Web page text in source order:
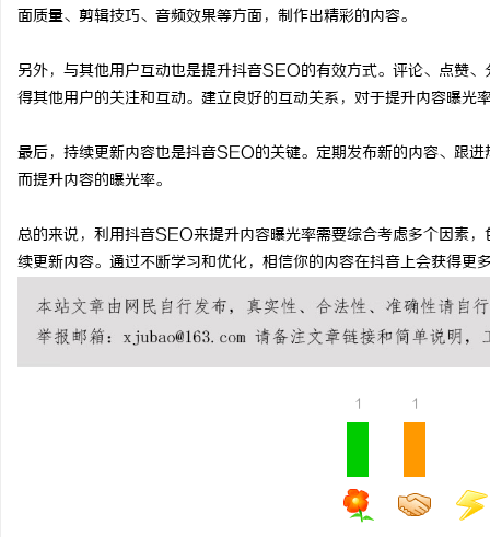
面质量、剪辑技巧、音频效果等方面，制作出精彩的内容。
另外，与其他用户互动也是提升抖音SEO的有效方式。评论、点赞
得其他用户的关注和互动。建立良好的互动关系，对于提升内容曝光
最后，持续更新内容也是抖音SEO的关键。定期发布新的内容、跟
而提升内容的曝光率。
总的来说，利用抖音SEO来提升内容曝光率需要综合考虑多个因素
续更新内容。通过不断学习和优化，相信你的内容在抖音上会获得更
1 1
汉配眼镜 上海配眼镜 贝净 AC 国际医疗实验
全解析